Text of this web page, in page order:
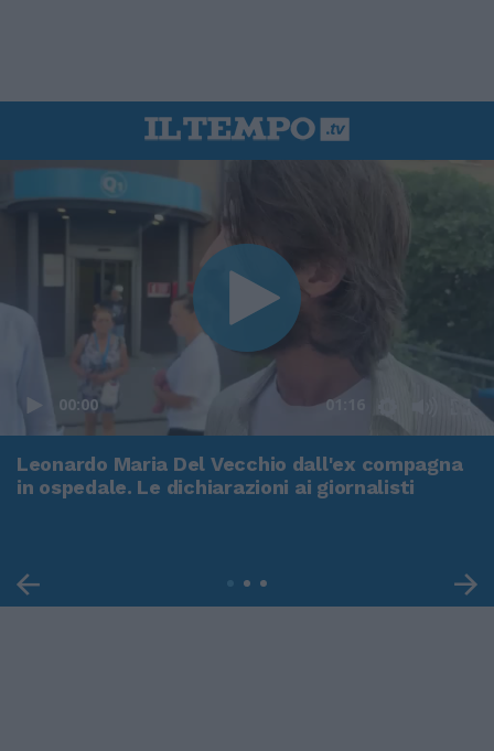
00:00 01:16
Leonardo Maria Del Vecchio dall'ex compagna
in ospedale. Le dichiarazioni ai giornalisti